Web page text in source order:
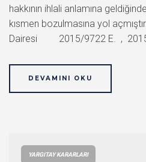
hakkının ihlali anlamına
kısmen bozulmasına yol
Dairesi 2015/9722 E. ,
DEVAMINI OKU
YARGITAY KARARLARI